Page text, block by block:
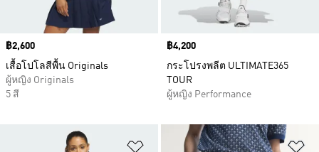
Price
฿2,600
เสื้อโปโลสีพื้น Originals
ผู้หญิง Originals
5 สี
Price
฿4,200
กระโปรงพลีต ULTIMATE365
TOUR
ผู้หญิง Performance
เพิ่มไปยังรายการสินค้าโปรด